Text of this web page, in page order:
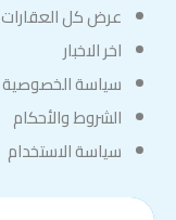
عرض كل العقارات
اخر الاخبار
سياسة الخصوصية
الشروط والأحكام
سياسة الاستخدام